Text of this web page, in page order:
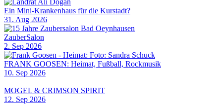
Ein Mini-Krankenhaus für die Kurstadt?
31. Aug 2026
ZauberSalon
2. Sep 2026
FRANK GOOSEN: Heimat, Fußball, Rockmusik
10. Sep 2026
MOGEL & CRIMSON SPIRIT
12. Sep 2026